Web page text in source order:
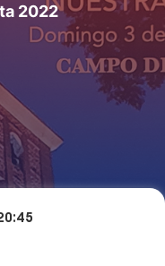
2022